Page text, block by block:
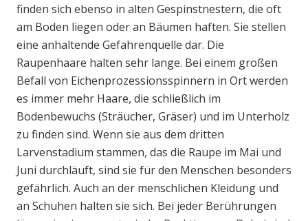
finden sich ebenso in alten Gespinstnestern, die oft
am Boden liegen oder an Bäumen haften. Sie stellen
eine anhaltende Gefahrenquelle dar. Die
Raupenhaare halten sehr lange. Bei einem großen
Befall von Eichenprozessionsspinnern in Ort werden
es immer mehr Haare, die schließlich im
Bodenbewuchs (Sträucher, Gräser) und im Unterholz
zu finden sind. Wenn sie aus dem dritten
Larvenstadium stammen, das die Raupe im Mai und
Juni durchläuft, sind sie für den Menschen besonders
gefährlich. Auch an der menschlichen Kleidung und
an Schuhen halten sie sich. Bei jeder Berührungen